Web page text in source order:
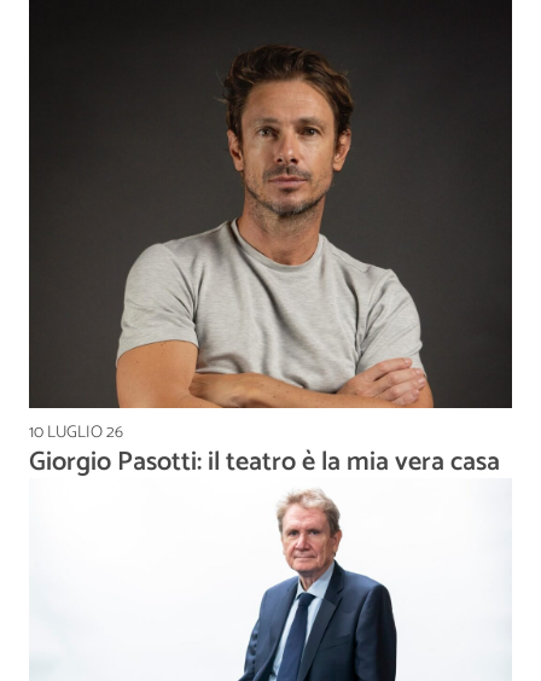
10 LUGLIO 26
Giorgio Pasotti: il teatro è la mia vera casa